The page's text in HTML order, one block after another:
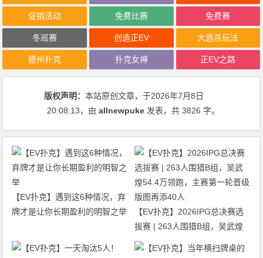
促销活动 免费比赛 免费赛
冬巡赛 创造正EV 大逃杀玩法
德州扑克 扑克女神 正EV之路
版权声明：本站原创文章，于2026年7月8日
20:08:13，由allnewpuke 发表，共 3826 字。
【EV扑克】遇到这6种情况，弃
牌才是让你长期盈利的明智之举
【EV扑克】2026IPG总决赛选
拔赛 | 263人围猎B组，吴武煌
54.4万领跑，主赛第一轮晋级版